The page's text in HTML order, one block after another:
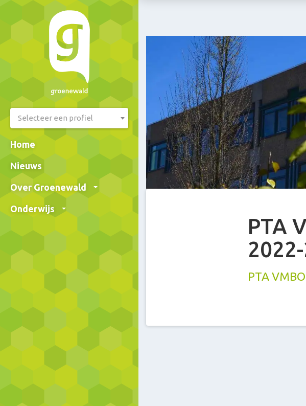
Selecteer een profiel
Home
Nieuws
Over Groenewald
Onderwijs
PTA
PTA